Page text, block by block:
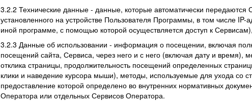
3.2.2 Технические данные - данные, которые автоматически
установленного на устройстве Пользователя Программы, в том числе
иной программе, с помощью которой осуществляется доступ к
3.2.3 Данные об использовании - информация о посещении, включая
посещений сайта, Сервиса, через него и с него (включая дату и
отклика страницы, продолжительность посещений определенных
клики и наведение курсора мыши), методы, используемые для ухода со
предоставление которой определено во внутренних нормативных
Оператора или отдельных Сервисов Оператора.